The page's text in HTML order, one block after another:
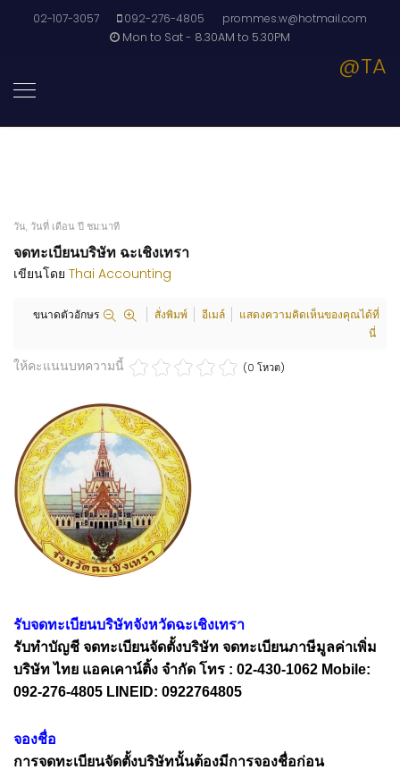
02-107-3057 092-276-4805
prommes.w@hotmail.com
Mon to Sat - 8.30AM to 5.30PM
@TA
วัน, วันที่ เดือน ปี ชม:นาที
จดทะเบียนบริษัท ฉะเชิงเทรา
เขียนโดย Thai Accounting
ขนาดตัวอักษร สั่งพิมพ์ อีเมล์
แสดงความคิดเห็นของคุณได้ที่
นี่
ให้คะแนนบทความนี้ (0 โหวต)
รับจดทะเบียนบริษัทจังหวัดฉะเชิงเทรา
รับทำบัญชี จดทะเบียนจัดตั้งบริษัท จดทะเบียนภาษีมูลค่าเพิ่ม
บริษัท ไทย แอคเคาน์ติ้ง จำกัด โทร : 02-430-1062 Mobile:
092-276-4805 LINEID: 0922764805
จองชื่อ
การจดทะเบียนจัดตั้งบริษัทนั้นต้องมีการจองชื่อก่อน